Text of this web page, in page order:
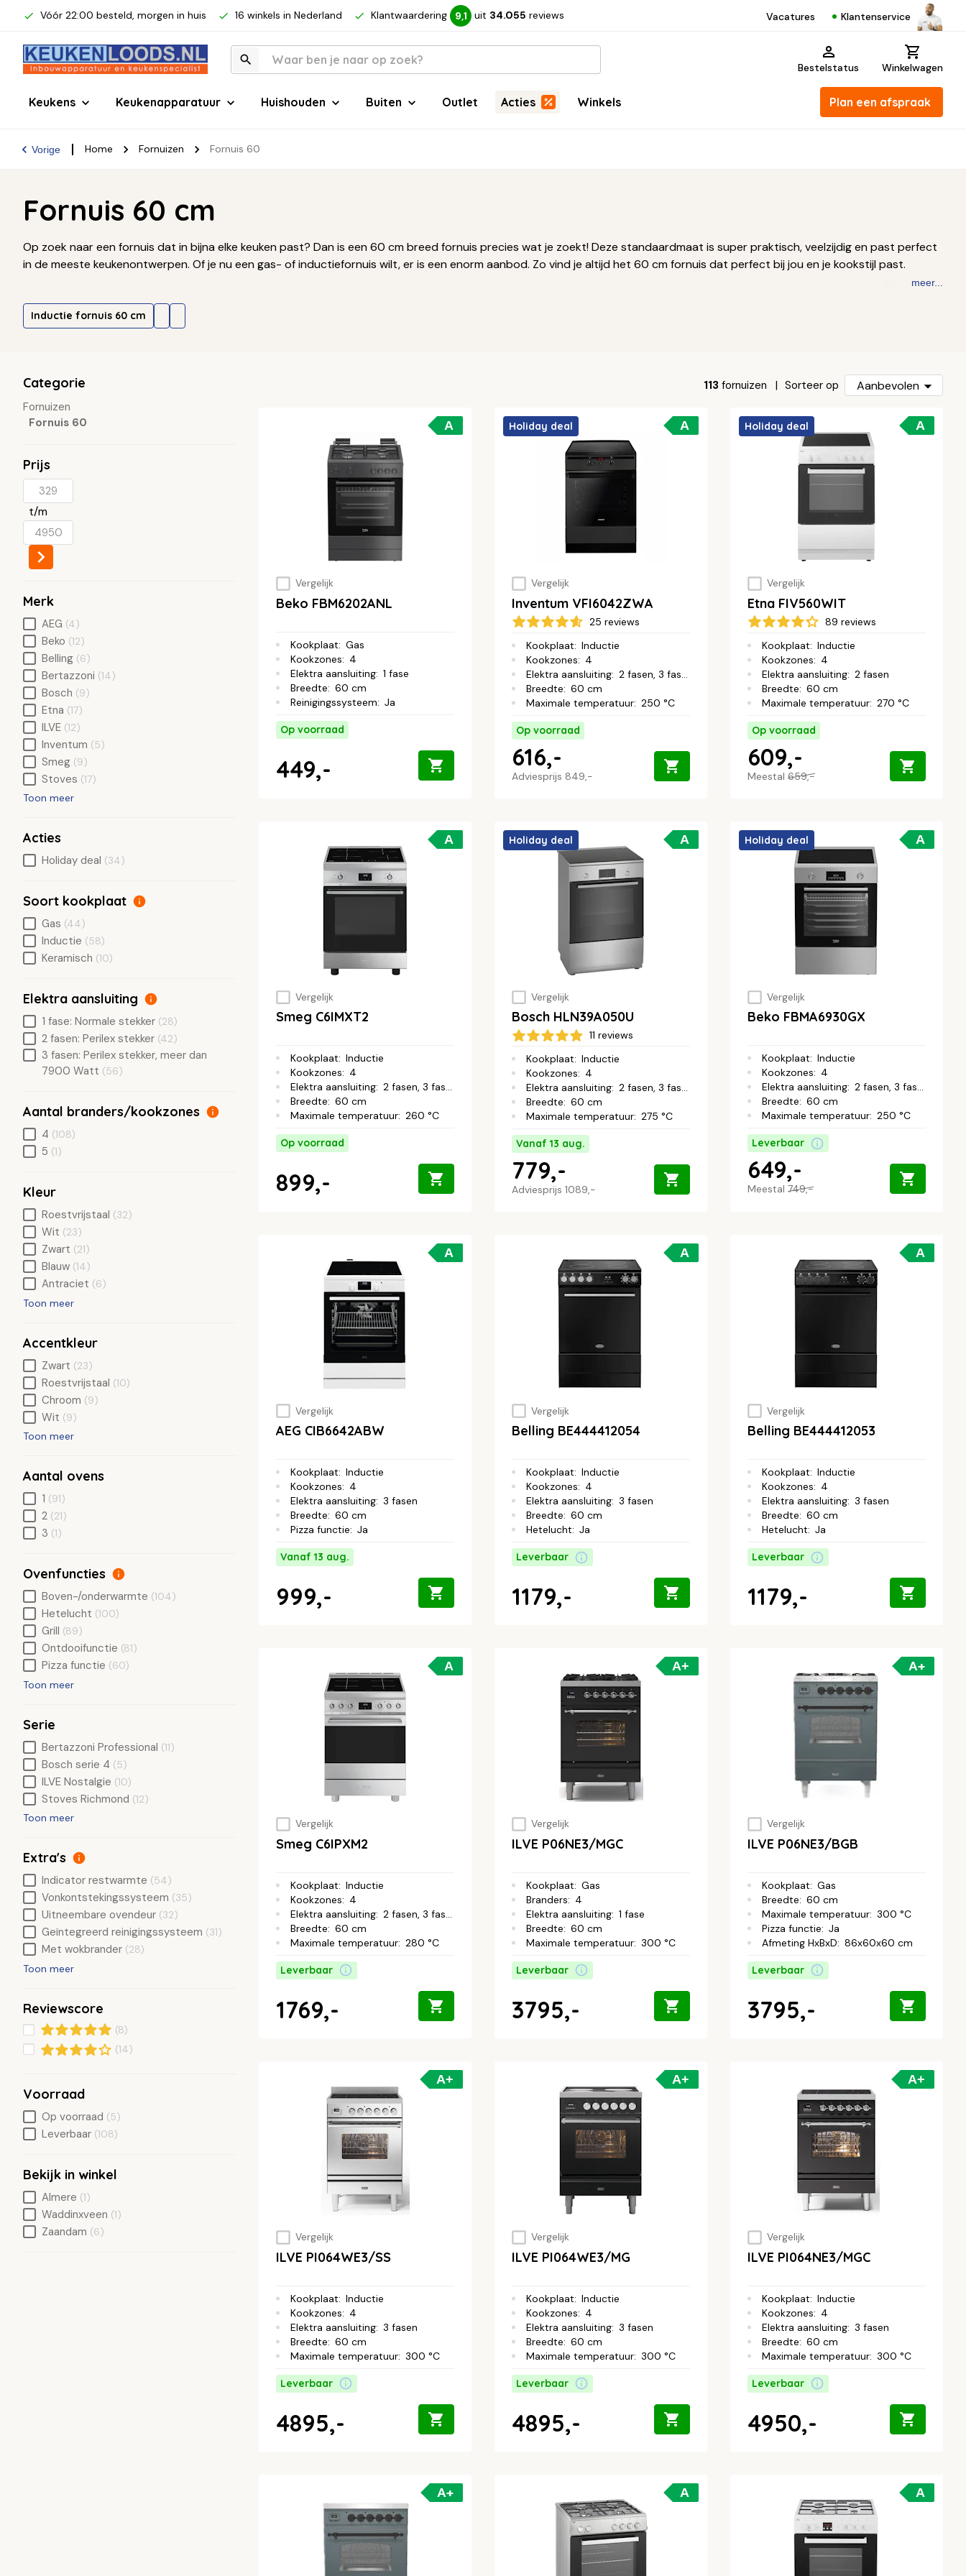
Vóór 22:00 besteld, morgen in huis 16 winkels in Nederland Klantwaardering 9,1 uit 34.055 reviews Vacatures Klantenservice
Bestelstatus Winkelwagen
Keukens Keukenapparatuur Huishouden Buiten Outlet Acties Winkels Plan een afspraak
Vorige Home Fornuizen Fornuis 60
Fornuis 60 cm
Op zoek naar een fornuis dat in bijna elke keuken past? Dan is een 60 cm breed fornuis precies wat je zoekt! Deze standaardmaat is super praktisch, veelzijdig en past perfect
in de meeste keukenontwerpen. Of je nu een gas- of inductiefornuis wilt, er is een enorm aanbod. Zo vind je altijd het 60 cm fornuis dat perfect bij jou en je kookstijl past.
meer...
Inductie fornuis 60 cm
113 fornuizen Sorteer op Aanbevolen
A
Vergelijk
Beko FBM6202ANL
Kookplaat: Gas
Kookzones: 4
Elektra aansluiting: 1 fase
Breedte: 60 cm
Reinigingssysteem: Ja
Op voorraad
449,-
A
Holiday deal
Vergelijk
Inventum VFI6042ZWA
25 reviews
Kookplaat: Inductie
Kookzones: 4
Elektra aansluiting: 2 fasen, 3 fasen
Breedte: 60 cm
Maximale temperatuur: 250 °C
Op voorraad
Adviesprijs 849,-
616,-
A
Holiday deal
Vergelijk
Etna FIV560WIT
89 reviews
Kookplaat: Inductie
Kookzones: 4
Elektra aansluiting: 2 fasen
Breedte: 60 cm
Maximale temperatuur: 270 °C
Op voorraad
Meestal 659,-
609,-
A
Vergelijk
Smeg C6IMXT2
Kookplaat: Inductie
Kookzones: 4
Elektra aansluiting: 2 fasen, 3 fasen
Breedte: 60 cm
Maximale temperatuur: 260 °C
Op voorraad
899,-
A
Holiday deal
Vergelijk
Bosch HLN39A050U
11 reviews
Kookplaat: Inductie
Kookzones: 4
Elektra aansluiting: 2 fasen, 3 fasen
Breedte: 60 cm
Maximale temperatuur: 275 °C
Vanaf 13 aug.
Adviesprijs 1089,-
779,-
A
Holiday deal
Vergelijk
Beko FBMA6930GX
Kookplaat: Inductie
Kookzones: 4
Elektra aansluiting: 2 fasen, 3 fasen
Breedte: 60 cm
Maximale temperatuur: 250 °C
Leverbaar
Meestal 749,-
649,-
A
Vergelijk
AEG CIB6642ABW
Kookplaat: Inductie
Kookzones: 4
Elektra aansluiting: 3 fasen
Breedte: 60 cm
Pizza functie: Ja
Vanaf 13 aug.
999,-
A
Vergelijk
Belling BE444412054
Kookplaat: Inductie
Kookzones: 4
Elektra aansluiting: 3 fasen
Breedte: 60 cm
Hetelucht: Ja
Leverbaar
1179,-
A
Vergelijk
Belling BE444412053
Kookplaat: Inductie
Kookzones: 4
Elektra aansluiting: 3 fasen
Breedte: 60 cm
Hetelucht: Ja
Leverbaar
1179,-
A
Vergelijk
Smeg C6IPXM2
Kookplaat: Inductie
Kookzones: 4
Elektra aansluiting: 2 fasen, 3 fasen
Breedte: 60 cm
Maximale temperatuur: 280 °C
Leverbaar
1769,-
A+
Vergelijk
ILVE P06NE3/MGC
Kookplaat: Gas
Branders: 4
Elektra aansluiting: 1 fase
Breedte: 60 cm
Maximale temperatuur: 300 °C
Leverbaar
3795,-
A+
Vergelijk
ILVE P06NE3/BGB
Kookplaat: Gas
Breedte: 60 cm
Maximale temperatuur: 300 °C
Pizza functie: Ja
Afmeting HxBxD: 86x60x60 cm
Leverbaar
3795,-
A+
Vergelijk
ILVE PI064WE3/SS
Kookplaat: Inductie
Kookzones: 4
Elektra aansluiting: 3 fasen
Breedte: 60 cm
Maximale temperatuur: 300 °C
Leverbaar
4895,-
A+
Vergelijk
ILVE PI064WE3/MG
Kookplaat: Inductie
Kookzones: 4
Elektra aansluiting: 3 fasen
Breedte: 60 cm
Maximale temperatuur: 300 °C
Leverbaar
4895,-
A+
Vergelijk
ILVE PI064NE3/MGC
Kookplaat: Inductie
Kookzones: 4
Elektra aansluiting: 3 fasen
Breedte: 60 cm
Maximale temperatuur: 300 °C
Leverbaar
4950,-
A+ A A
Categorie
Fornuizen
Fornuis 60
Prijs
t/m
Merk
AEG (4)
Beko (12)
Belling (6)
Bertazzoni (14)
Bosch (9)
Etna (17)
ILVE (12)
Inventum (5)
Smeg (9)
Stoves (17)
Toon meer
Acties
Holiday deal (34)
Soort kookplaat
Gas (44)
Inductie (58)
Keramisch (10)
Elektra aansluiting
1 fase: Normale stekker (28)
2 fasen: Perilex stekker (42)
3 fasen: Perilex stekker, meer dan
7900 Watt (56)
Aantal branders/kookzones
4 (108)
5 (1)
Kleur
Roestvrijstaal (32)
Wit (23)
Zwart (21)
Blauw (14)
Antraciet (6)
Toon meer
Accentkleur
Zwart (23)
Roestvrijstaal (10)
Chroom (9)
Wit (9)
Toon meer
Aantal ovens
1 (91)
2 (21)
3 (1)
Ovenfuncties
Boven-/onderwarmte (104)
Hetelucht (100)
Grill (89)
Ontdooifunctie (81)
Pizza functie (60)
Toon meer
Serie
Bertazzoni Professional (11)
Bosch serie 4 (5)
ILVE Nostalgie (10)
Stoves Richmond (12)
Toon meer
Extra's
Indicator restwarmte (54)
Vonkontstekingssysteem (35)
Uitneembare ovendeur (32)
Geïntegreerd reinigingssysteem (31)
Met wokbrander (28)
Toon meer
Reviewscore
(8)
(14)
Voorraad
Op voorraad (5)
Leverbaar (108)
Bekijk in winkel
Almere (1)
Waddinxveen (1)
Zaandam (6)